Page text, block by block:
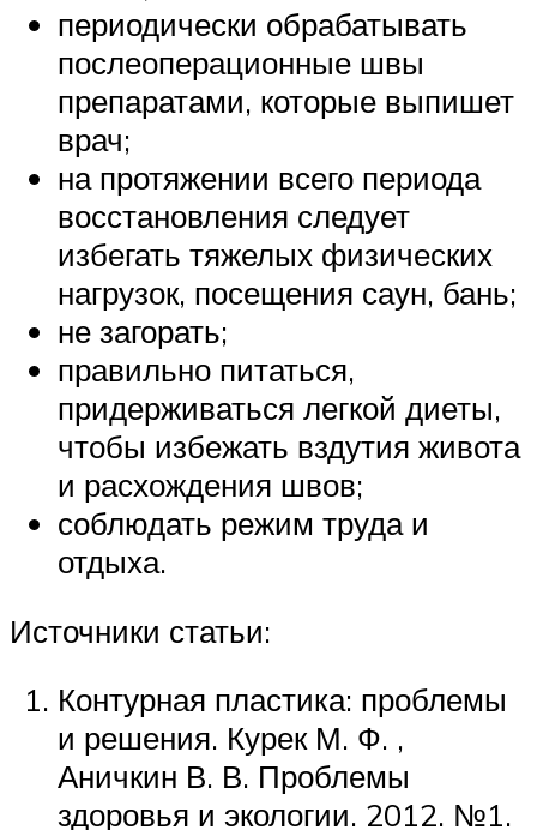
периодически обрабатывать
послеоперационные швы
препаратами, которые выпишет
врач;
на протяжении всего периода
восстановления следует
избегать тяжелых физических
нагрузок, посещения саун, бань;
не загорать;
правильно питаться,
придерживаться легкой диеты,
чтобы избежать вздутия живота
и расхождения швов;
соблюдать режим труда и
отдыха.
Источники статьи:
Контурная пластика: проблемы
и решения. Курек М. Ф. ,
Аничкин В. В. Проблемы
здоровья и экологии. 2012. №1.